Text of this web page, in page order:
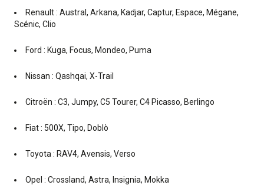
Renault : Austral, Arkana, Kadjar, Captur, Espace, Mégane,
Scénic, Clio
Ford : Kuga, Focus, Mondeo, Puma
Nissan : Qashqai, X-Trail
Citroën : C3, Jumpy, C5 Tourer, C4 Picasso, Berlingo
Fiat : 500X, Tipo, Doblò
Toyota : RAV4, Avensis, Verso
Opel : Crossland, Astra, Insignia, Mokka